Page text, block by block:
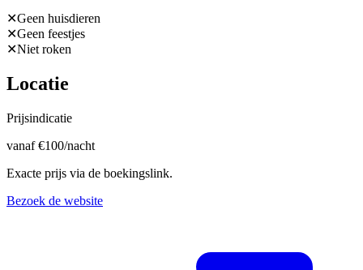
✕Geen huisdieren
✕Geen feestjes
✕Niet roken
Locatie
Prijsindicatie
vanaf€100/nacht
Exacte prijs via de boekingslink.
Bezoek de website